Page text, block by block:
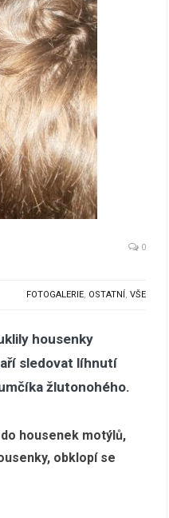
0
FOTOGALERIE, OSTATNÍ,VŠE
housenky
sledovat líhnutí
žlutonohého.
housenek motýlů,
obklopí se